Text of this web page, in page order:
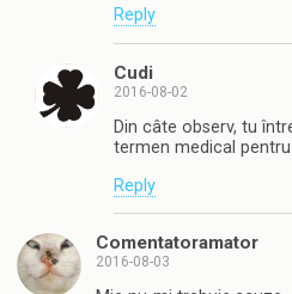
Reply
Cudi
2016-08-02
Din câte observ, tu
termen medical
Reply
Comentatoramator
2016-08-03